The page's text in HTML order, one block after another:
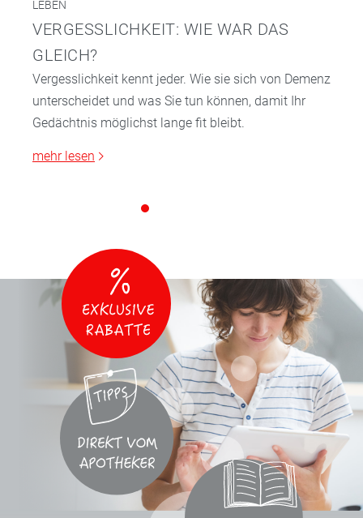
LEBEN
VERGESSLICHKEIT: WIE WAR DAS
GLEICH?
Vergesslichkeit kennt jeder. Wie sie sich von Demenz
unterscheidet und was Sie tun können, damit Ihr
Gedächtnis möglichst lange fit bleibt.
mehr lesen